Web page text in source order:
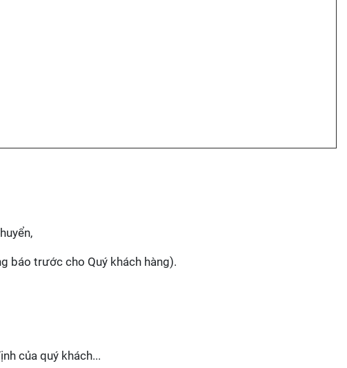
báo trước cho Quý khách hàng).
của quý khách...